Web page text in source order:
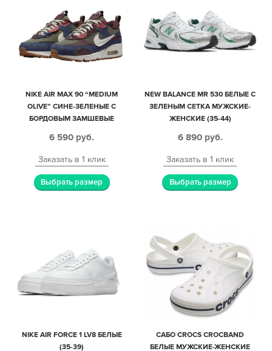
NIKE AIR MAX 90 “MEDIUM
OLIVE” СИНЕ-ЗЕЛЕНЫЕ С
БОРДОВЫМ ЗАМШЕВЫЕ
6 590 руб.
Заказать в 1 клик
Выбрать размер
NEW BALANCE MR 530 БЕЛЫЕ С
ЗЕЛЕНЫМ СЕТКА МУЖСКИЕ-
ЖЕНСКИЕ (35-44)
6 890 руб.
Заказать в 1 клик
Выбрать размер
NIKE AIR FORCE 1 LV8 БЕЛЫЕ
(35-39)
САБО CROCS CROCBAND
БЕЛЫЕ МУЖСКИЕ-ЖЕНСКИЕ